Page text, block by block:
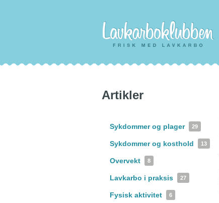
Artikler
Sykdommer og plager 29
Sykdommer og kosthold 13
Overvekt 8
Lavkarbo i praksis 27
Fysisk aktivitet 6